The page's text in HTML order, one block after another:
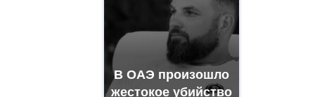
В ОАЭ произошло
жестокое убийство